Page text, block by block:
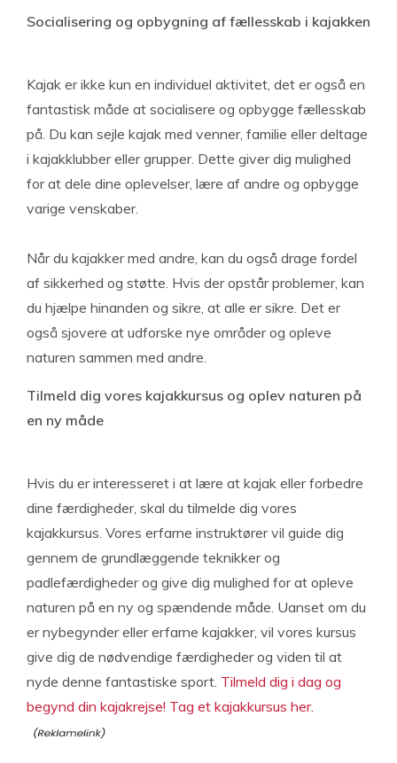
Socialisering og opbygning af fællesskab i kajakken
Kajak er ikke kun en individuel aktivitet, det er også en
fantastisk måde at socialisere og opbygge fællesskab
på. Du kan sejle kajak med venner, familie eller deltage
i kajakklubber eller grupper. Dette giver dig mulighed
for at dele dine oplevelser, lære af andre og opbygge
varige venskaber.
Når du kajakker med andre, kan du også drage fordel
af sikkerhed og støtte. Hvis der opstår problemer, kan
du hjælpe hinanden og sikre, at alle er sikre. Det er
også sjovere at udforske nye områder og opleve
naturen sammen med andre.
Tilmeld dig vores kajakkursus og oplev naturen på
en ny måde
Hvis du er interesseret i at lære at kajak eller forbedre
dine færdigheder, skal du tilmelde dig vores
kajakkursus. Vores erfarne instruktører vil guide dig
gennem de grundlæggende teknikker og
padlefærdigheder og give dig mulighed for at opleve
naturen på en ny og spændende måde. Uanset om du
er nybegynder eller erfarne kajakker, vil vores kursus
give dig de nødvendige færdigheder og viden til at
nyde denne fantastiske sport. Tilmeld dig i dag og
begynd din kajakrejse! Tag et kajakkursus her.